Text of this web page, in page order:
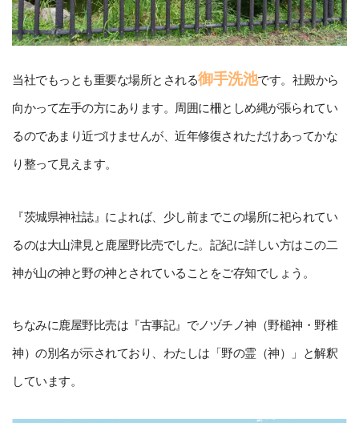
当社でもっとも重要な場所とされる御手洗池です。社殿から
向かって左手の方にあります。周囲に柵としめ縄が張られてい
るのであまり近づけませんが、近年修復されただけあってかな
り整って見えます。
『茨城県神社誌』によれば、少し前までこの場所に祀られてい
るのは大山津見と鹿屋野比売でした。記紀に詳しい方はこの二
神が山の神と野の神とされていることをご存知でしょう。
ちなみに鹿屋野比売は『古事記』でノヅチノ神（野槌神・野椎
神）の別名が示されており、わたしは「野の霊（神）」と解釈
しています。